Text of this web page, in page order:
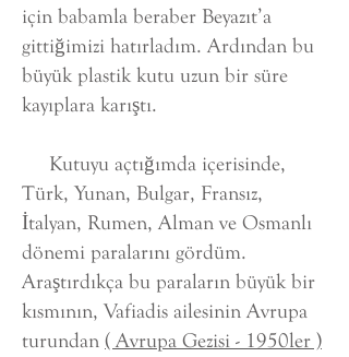
için babamla beraber Beyazıt’a
gittiğimizi hatırladım. Ardından bu
büyük plastik kutu uzun bir süre
kayıplara karıştı.
Kutuyu açtığımda içerisinde,
Türk, Yunan, Bulgar, Fransız,
İtalyan, Rumen, Alman ve Osmanlı
dönemi paralarını gördüm.
Araştırdıkça bu paraların büyük bir
kısmının, Vafiadis ailesinin Avrupa
turundan ( Avrupa Gezisi - 1950ler )